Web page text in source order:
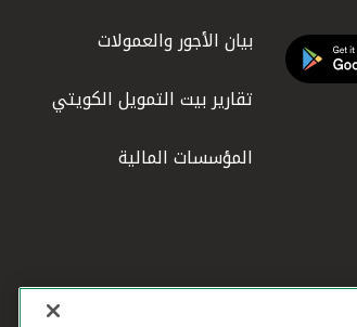
بيان الأجور والعمولات
تقارير بيت التمويل الكويتي
المؤسسات المالية